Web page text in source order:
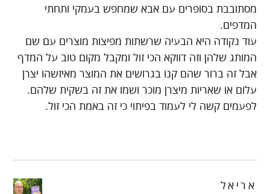
מסתובבת בסופרים עם אבא שמחפש בעמקי ותחתי
המדפים.
עוד נקודה היא הבעיה שרשתות מפיצות מוצרים עם שם
המותג שלהן וזה דווקא הכי זול ומקבל מקום טוב על המדף
אבל זה ברור שהם קנו בגרושים את המוצר מאיזשהו יצרן
עלום או שאריות מיצרן מוכר ושמו את זה בשקית שלהם.
לפעמים קשה לי לעמוד בפיתוי כי זה באמת הכי זול.
אריאל